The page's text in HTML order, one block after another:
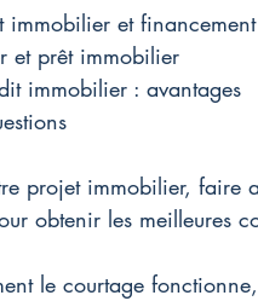
immobilier et financement
et prêt immobilier
immobilier : avantages
projet immobilier, faire
obtenir les meilleures
le courtage